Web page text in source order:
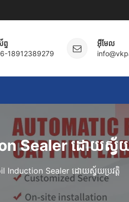
ទ
18912389279
អ៊ីមែល
Sealer ដោយស្វ័យ
Induction Sealer ដោយស្វ័យប្រវត្តិ